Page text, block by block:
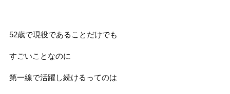
52歳で現役であることだけでも
すごいことなのに
第一線で活躍し続けるってのは